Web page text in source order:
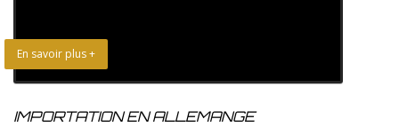
En savoir plus +
IMPORTATION EN ALLEMANGE